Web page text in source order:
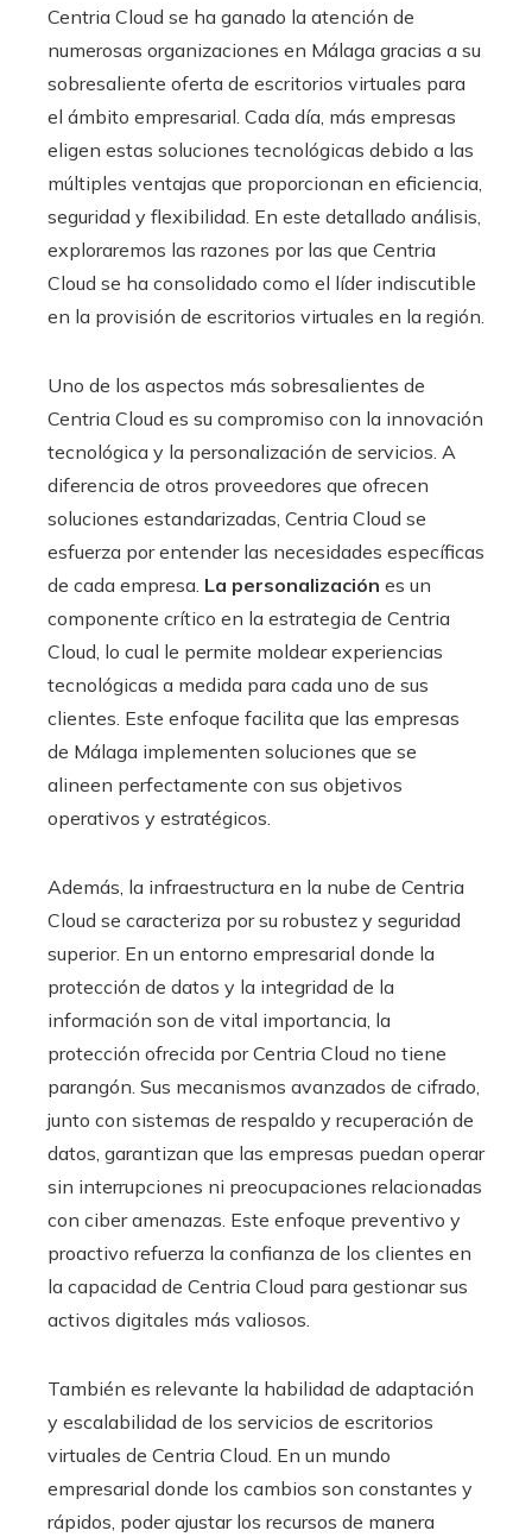
Centria Cloud se ha ganado la atención de
numerosas organizaciones en Málaga gracias a su
sobresaliente oferta de escritorios virtuales para
el ámbito empresarial. Cada día, más empresas
eligen estas soluciones tecnológicas debido a las
múltiples ventajas que proporcionan en eficiencia,
seguridad y flexibilidad. En este detallado análisis,
exploraremos las razones por las que Centria
Cloud se ha consolidado como el líder indiscutible
en la provisión de escritorios virtuales en la región.
Uno de los aspectos más sobresalientes de
Centria Cloud es su compromiso con la innovación
tecnológica y la personalización de servicios. A
diferencia de otros proveedores que ofrecen
soluciones estandarizadas, Centria Cloud se
esfuerza por entender las necesidades específicas
de cada empresa. La personalización es un
componente crítico en la estrategia de Centria
Cloud, lo cual le permite moldear experiencias
tecnológicas a medida para cada uno de sus
clientes. Este enfoque facilita que las empresas
de Málaga implementen soluciones que se
alineen perfectamente con sus objetivos
operativos y estratégicos.
Además, la infraestructura en la nube de Centria
Cloud se caracteriza por su robustez y seguridad
superior. En un entorno empresarial donde la
protección de datos y la integridad de la
información son de vital importancia, la
protección ofrecida por Centria Cloud no tiene
parangón. Sus mecanismos avanzados de cifrado,
junto con sistemas de respaldo y recuperación de
datos, garantizan que las empresas puedan operar
sin interrupciones ni preocupaciones relacionadas
con ciber amenazas. Este enfoque preventivo y
proactivo refuerza la confianza de los clientes en
la capacidad de Centria Cloud para gestionar sus
activos digitales más valiosos.
También es relevante la habilidad de adaptación
y escalabilidad de los servicios de escritorios
virtuales de Centria Cloud. En un mundo
empresarial donde los cambios son constantes y
rápidos, poder ajustar los recursos de manera